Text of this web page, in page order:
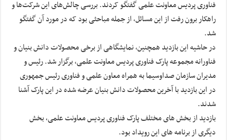
فناوری پردیس معاونت علمی گفتگو کردند. بررسی چالش‌های این شرکت‌ها و
راهکار برون رفت از این مسائل، از جمله مباحثی بود که در مورد آن گفتگو
شد.
در حاشیه این بازدید همچنین، نمایشگاهی از برخی محصولات دانش بنیان و
فناورانه مجموعه پارک فناوری پردیس معاونت علمی، برگزار شد. رئیس و
مدیران سازمان صداوسیما به همراه معاون علمی و فناوری رئیس جمهوری
در این بازدید با آخرین محصولات دانش بنیان عرضه شده در این پارک آشنا
شدند.
بازدید از بخش های مختلف پارک فناوری پردیس معاونت علمی، بخش
دیگری از برنامه های این رویداد بود.